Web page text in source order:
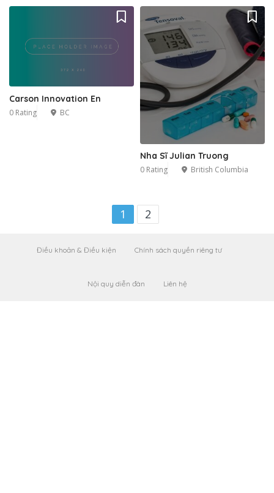
Carson Innovation En
0 Rating BC
Nha Sĩ Julian Truong
0 Rating British Columbia
1 2
Điều khoản & Điều kiện Chính sách quyền riêng tư
Nội quy diễn đàn Liên hệ